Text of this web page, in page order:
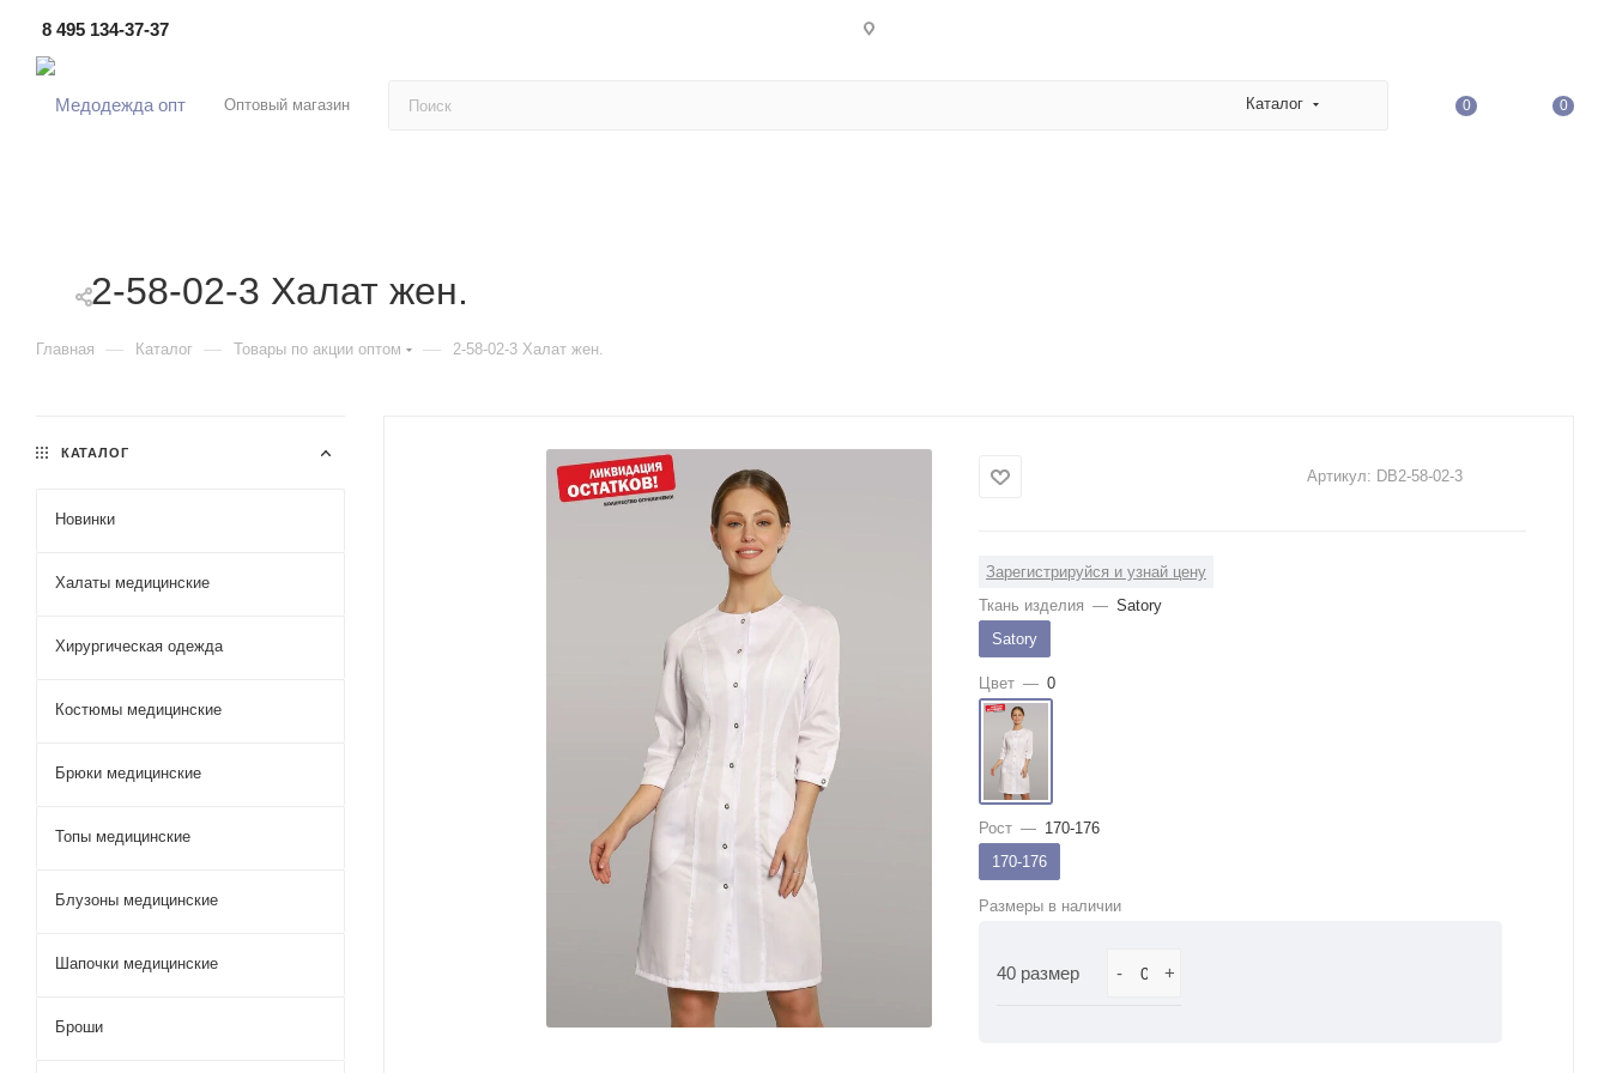
8 495 134-37-37
Оптовый магазин Каталог 0 0
2-58-02-3 Халат жен.
Главная — Каталог — Товары по акции оптом — 2-58-02-3 Халат жен.
Артикул: DB2-58-02-3
Зарегистрируйся и узнай цену
Ткань изделия — Satory
Satory
Цвет — 0
Рост — 170-176
170-176
Размеры в наличии
40 размер - +
КАТАЛОГ
Новинки
Халаты медицинские
Хирургическая одежда
Костюмы медицинские
Брюки медицинские
Топы медицинские
Блузоны медицинские
Шапочки медицинские
Броши